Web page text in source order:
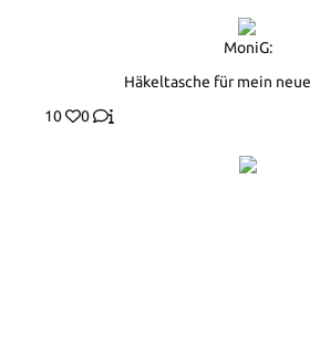
MoniG:
Häkeltasche für mein
10
0